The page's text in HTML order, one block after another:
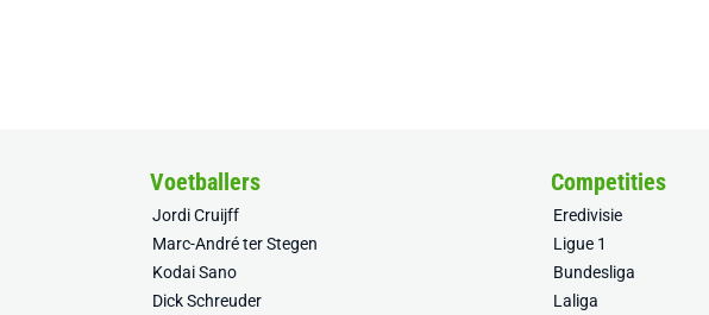
Voetballers
Jordi Cruijff
Marc-André ter Stegen
Kodai Sano
Dick Schreuder
Competities
Eredivisie
Ligue 1
Bundesliga
Laliga